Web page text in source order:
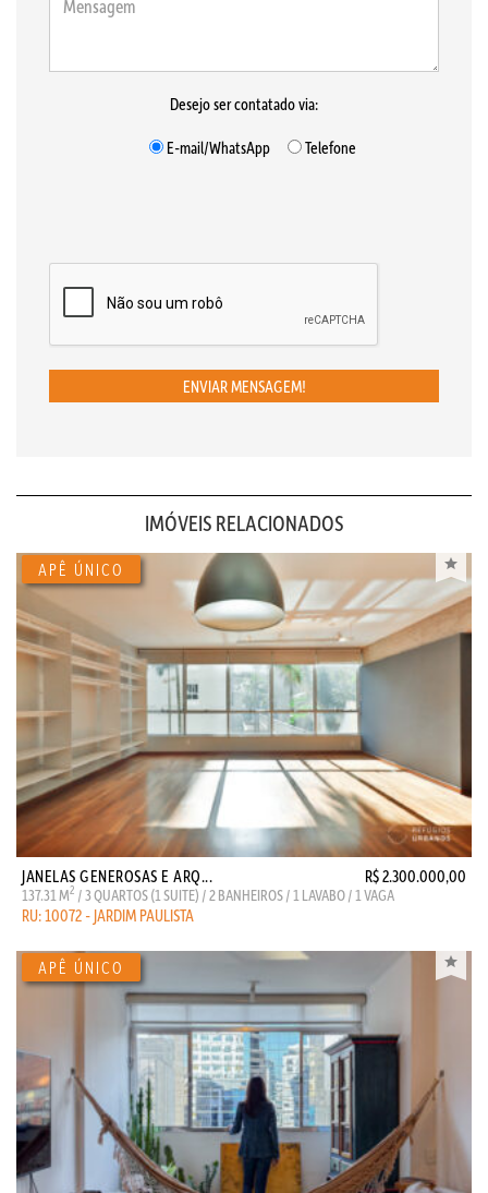
Desejo ser contatado via:
E-mail/WhatsApp
Telefone
ENVIAR MENSAGEM!
IMÓVEIS RELACIONADOS
JANELAS GENEROSAS E ARQ... R$ 2.300.000,00
137.31 M2 / 3 QUARTOS (1 SUITE) / 2 BANHEIROS / 1 LAVABO / 1 VAGA
RU: 10072 - JARDIM PAULISTA